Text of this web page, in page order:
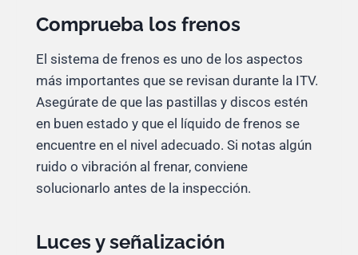
Comprueba los frenos
El sistema de frenos es uno de los aspectos
más importantes que se revisan durante la ITV.
Asegúrate de que las pastillas y discos estén
en buen estado y que el líquido de frenos se
encuentre en el nivel adecuado. Si notas algún
ruido o vibración al frenar, conviene
solucionarlo antes de la inspección.
Luces y señalización